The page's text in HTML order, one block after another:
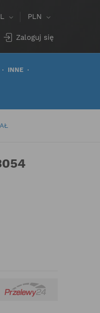
PLN
Zaloguj się
INNE